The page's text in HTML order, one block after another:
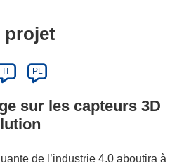
projet
IT PL
sur les capteurs 3D
de l’industrie 4.0 aboutira à